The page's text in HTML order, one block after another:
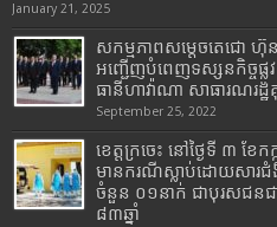
January 21, 2025
សកម្មភាពសម្តេចតេជោ ហ៊ុ
អញ្ជើញបំពេញទស្សនកិច្ចផ្លូវក
ធានីហាវ៉ាណា សាធារណរដ្
September 25, 2022
ខេត្តក្រចេះ នៅថ្ងៃទី ៣ ខែកក្
មានករណីស្លាប់ដោយសារ
ចំនួន ០១នាក់ ជាបុរសជនជា
៨៣ឆ្នាំ